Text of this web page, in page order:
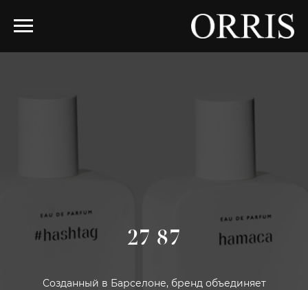
27 87
Созданный в Барселоне, бренд объединяет